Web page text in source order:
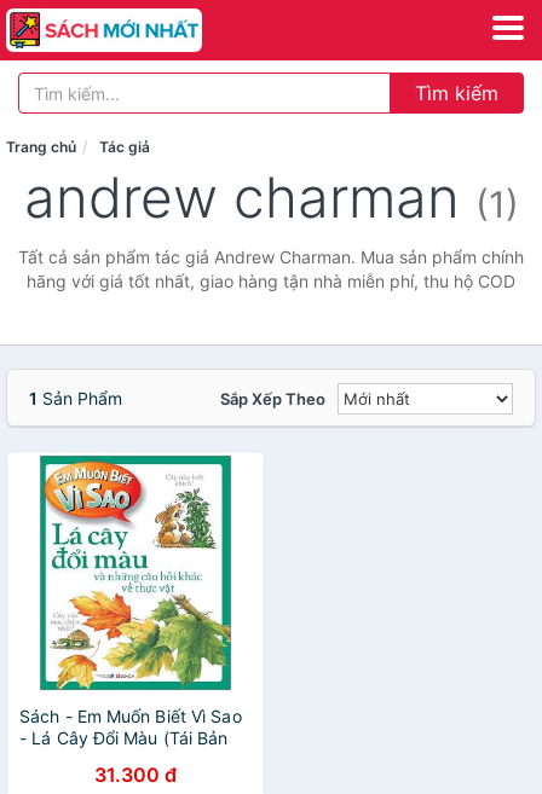
Tìm kiếm
Trang chủ Tác giả
andrew charman (1)
Tất cả sản phẩm tác giả Andrew Charman. Mua sản phẩm chính
hãng với giá tốt nhất, giao hàng tận nhà miễn phí, thu hộ COD
1 Sản Phẩm Sắp Xếp Theo
Sách - Em Muốn Biết Vì Sao
- Lá Cây Đổi Màu (Tái Bản
31.300 đ